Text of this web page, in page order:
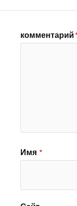
комментарий
Имя *